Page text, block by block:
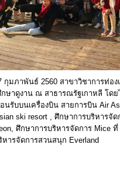
กุมภาพันธ์ 2560 สาขาวิชาการท่อ
กษาดูงาน ณ สาธารณรัฐเกาหลี โดย
นรับบนเครื่องบิน สายการบิน Air
ski resort , ศึกษาการบริหารจัด
ศึกษาการบริหารจัดการ Mice
หารจัดการสวนสนุก Everland